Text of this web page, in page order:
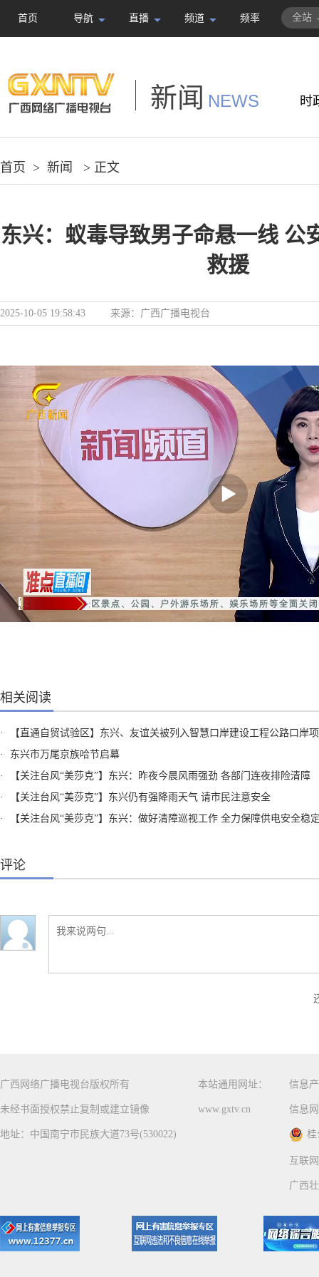
首页 导航 直播 频道 频率 全站
新闻 NEWS 时
首页 > 新闻 > 正文
东兴：蚁毒导致男子命悬一线 公
救援
2025-10-05 19:58:43 来源： 广西广播电视台
相关阅读
·
【直通自贸试验区】东兴、友谊关被列入智慧口岸建设工程公路口岸
·
东兴市万尾京族哈节启幕
·
【关注台风“美莎克”】东兴：昨夜今晨风雨强劲 各部门连夜排险清障
·
【关注台风“美莎克”】东兴仍有强降雨天气 请市民注意安全
·
【关注台风“美莎克”】东兴：做好清障巡视工作 全力保障供电安全稳
评论
广西网络广播电视台版权所有
未经书面授权禁止复制或建立镜像
地址：中国南宁市民族大道73号(530022)
本站通用网址：
www.gxtv.cn
信息
信息
桂
互联
广西